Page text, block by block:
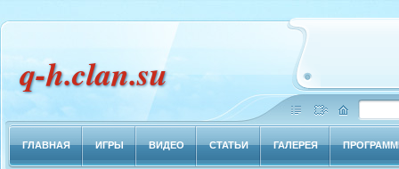
q-h.clan.su
ГЛАВНАЯ ИГРЫ ВИДЕО СТАТЬИ ГАЛЕРЕЯ